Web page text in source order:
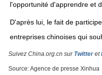
l'opportunité d'apprendre et
D'après lui, le fait de
entreprises chinoises qui
Suivez China.org.cn sur Twitteret
Source: Agence de presse Xinhua